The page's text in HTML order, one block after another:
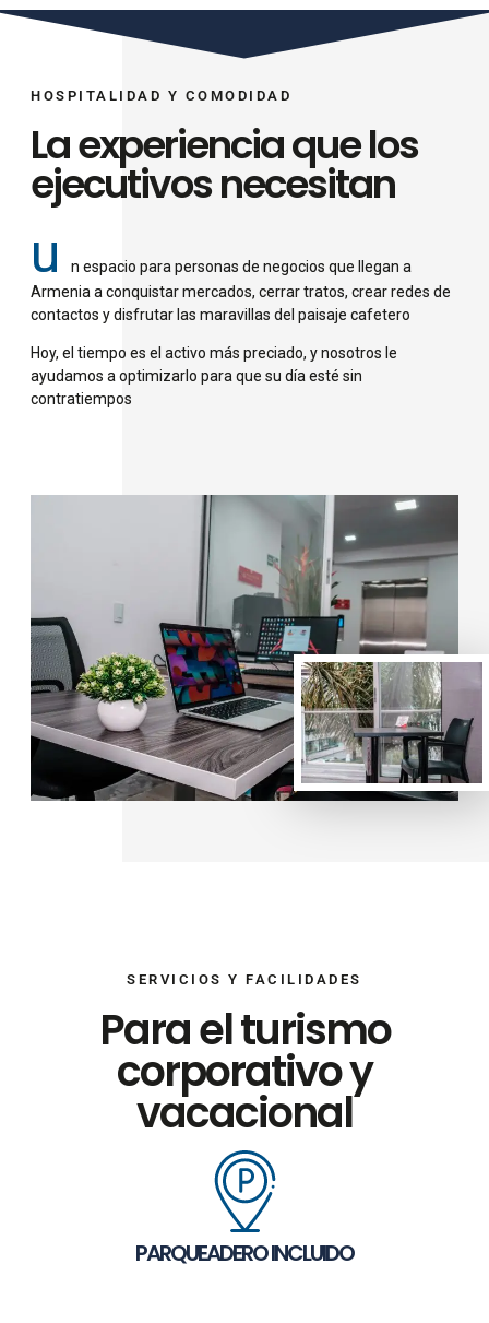
HOSPITALIDAD Y COMODIDAD
La experiencia que los
ejecutivos necesitan
u
n espacio para personas de negocios que llegan a
Armenia a conquistar mercados, cerrar tratos, crear redes de
contactos y disfrutar las maravillas del paisaje cafetero
Hoy, el tiempo es el activo más preciado, y nosotros le
ayudamos a optimizarlo para que su día esté sin
contratiempos
SERVICIOS Y FACILIDADES
Para el turismo
corporativo y
vacacional
PARQUEADERO INCLUIDO